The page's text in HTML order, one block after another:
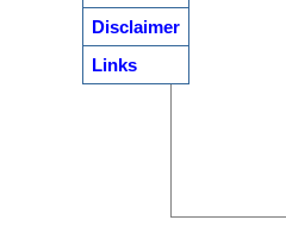
Disclaimer
Links